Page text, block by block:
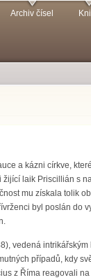
Archiv čísel
a kázni církve,
laik Priscillián s
mu získala tolik
byl poslán do
vedená
případů, kdy
z Říma reagovali